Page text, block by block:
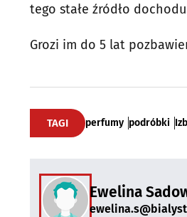
tego stałe źródło
Grozi im do 5 lat
TAGI perfumy podróbki
Ewelina